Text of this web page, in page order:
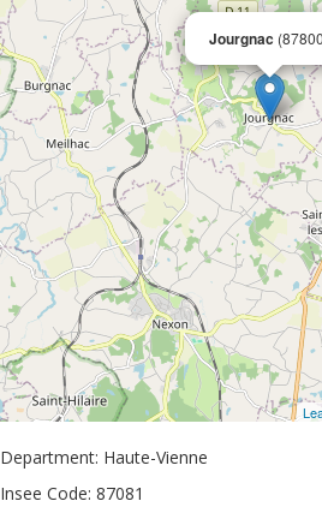
Jourgnac
Department: Haute-Vienne
Insee Code: 87081